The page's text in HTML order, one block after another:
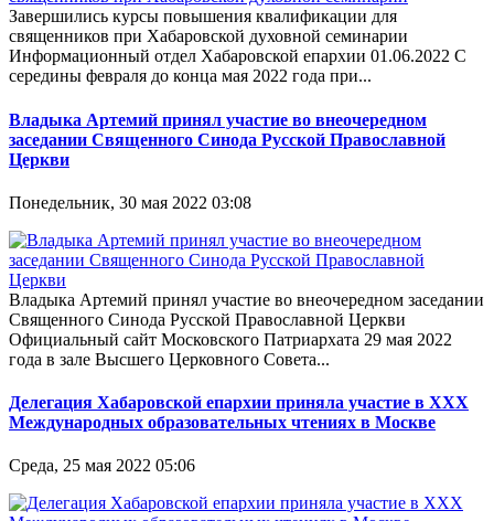
Завершились курсы повышения квалификации для
священников при Хабаровской духовной семинарии
Информационный отдел Хабаровской епархии 01.06.2022 С
середины февраля до конца мая 2022 года при...
Владыка Артемий принял участие во внеочередном
заседании Священного Синода Русской Православной
Церкви
Понедельник, 30 мая 2022 03:08
Владыка Артемий принял участие во внеочередном заседании
Священного Синода Русской Православной Церкви
Официальный сайт Московского Патриархата 29 мая 2022
года в зале Высшего Церковного Совета...
Делегация Хабаровской епархии приняла участие в XXХ
Международных образовательных чтениях в Москве
Среда, 25 мая 2022 05:06